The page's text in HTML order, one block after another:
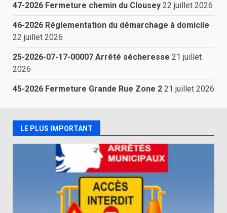
47-2026 Fermeture chemin du Clousey 22 juillet 2026
46-2026 Réglementation du démarchage à domicile
22 juillet 2026
25-2026-07-17-00007 Arrêté sécheresse 21 juillet
2026
45-2026 Fermeture Grande Rue Zone 2 21 juillet 2026
LE PLUS IMPORTANT